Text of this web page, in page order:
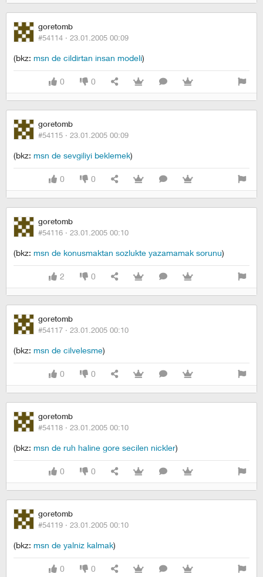
goretomb
#54114 · 23.01.2005 00:09
(bkz: msn de cildirtan insan modeli)
0 0
goretomb
#54115 · 23.01.2005 00:09
(bkz: msn de sevgiliyi beklemek)
0 0
goretomb
#54116 · 23.01.2005 00:10
(bkz: msn de konusmaktan sozlukte yazamamak sorunu)
2 0
goretomb
#54117 · 23.01.2005 00:10
(bkz: msn de cilvelesme)
0 0
goretomb
#54118 · 23.01.2005 00:10
(bkz: msn de ruh haline gore secilen nickler)
0 0
goretomb
#54119 · 23.01.2005 00:10
(bkz: msn de yalniz kalmak)
0 0